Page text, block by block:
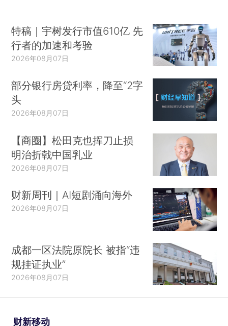
特稿｜宇树发行市值610亿 先
行者的加速和考验
2026年08月07日
部分银行房贷利率，降至“2字
头
2026年08月07日
【商圈】松田克也挥刀止损
明治折戟中国乳业
2026年08月07日
财新周刊｜AI短剧涌向海外
2026年08月07日
成都一区法院原院长 被指“违
规挂证执业”
2026年08月07日
财新移动